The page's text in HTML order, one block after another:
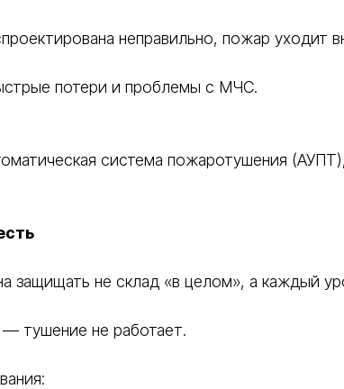
неправильно, пожар уходит
потери и проблемы с МЧС.
система пожаротушения
защищать не склад «в целом», а каждый
— тушение не работает.